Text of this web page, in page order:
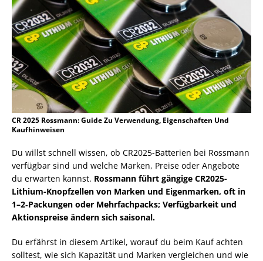
CR 2025 Rossmann: Guide Zu Verwendung, Eigenschaften Und
Kaufhinweisen
Du willst schnell wissen, ob CR2025-Batterien bei Rossmann
verfügbar sind und welche Marken, Preise oder Angebote
du erwarten kannst. Rossmann führt gängige CR2025-
Lithium-Knopfzellen von Marken und Eigenmarken, oft in
1–2‑Packungen oder Mehrfachpacks; Verfügbarkeit und
Aktionspreise ändern sich saisonal.
Du erfährst in diesem Artikel, worauf du beim Kauf achten
solltest, wie sich Kapazität und Marken vergleichen und wie